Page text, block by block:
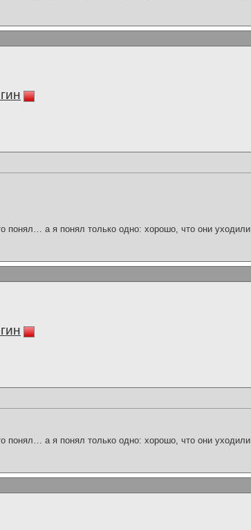
понял… а я понял только одно: хорошо, что они уходили.
понял… а я понял только одно: хорошо, что они уходили.